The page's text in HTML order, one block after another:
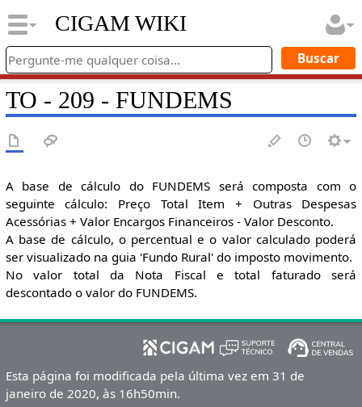
CIGAM WIKI
TO - 209 - FUNDEMS
A base de cálculo do FUNDEMS será composta com o
seguinte cálculo: Preço Total Item + Outras Despesas
Acessórias + Valor Encargos Financeiros - Valor Desconto.
A base de cálculo, o percentual e o valor calculado poderá
ser visualizado na guia 'Fundo Rural' do imposto movimento.
No valor total da Nota Fiscal e total faturado será
descontado o valor do FUNDEMS.
Esta página foi modificada pela última vez em 31 de
janeiro de 2020, às 16h50min.